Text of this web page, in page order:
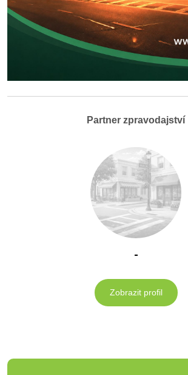
Partner zpravodajství
-
Zobrazit profil